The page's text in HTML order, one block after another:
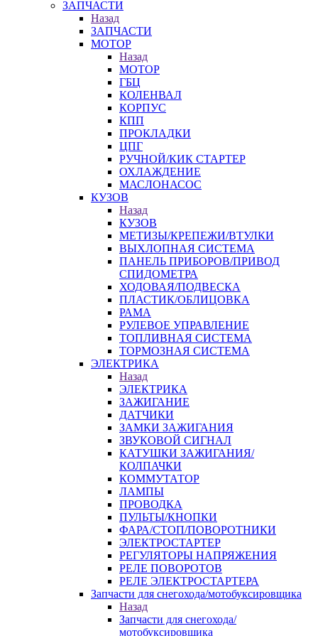
ЗАПЧАСТИ
Назад
ЗАПЧАСТИ
МОТОР
Назад
МОТОР
ГБЦ
КОЛЕНВАЛ
КОРПУС
КПП
ПРОКЛАДКИ
ЦПГ
РУЧНОЙ/КИК СТАРТЕР
ОХЛАЖДЕНИЕ
МАСЛОНАСОС
КУЗОВ
Назад
КУЗОВ
МЕТИЗЫ/КРЕПЕЖИ/ВТУЛКИ
ВЫХЛОПНАЯ СИСТЕМА
ПАНЕЛЬ ПРИБОРОВ/ПРИВОД
СПИДОМЕТРА
ХОДОВАЯ/ПОДВЕСКА
ПЛАСТИК/ОБЛИЦОВКА
РАМА
РУЛЕВОЕ УПРАВЛЕНИЕ
ТОПЛИВНАЯ СИСТЕМА
ТОРМОЗНАЯ СИСТЕМА
ЭЛЕКТРИКА
Назад
ЭЛЕКТРИКА
ЗАЖИГАНИЕ
ДАТЧИКИ
ЗАМКИ ЗАЖИГАНИЯ
ЗВУКОВОЙ СИГНАЛ
КАТУШКИ ЗАЖИГАНИЯ/
КОЛПАЧКИ
КОММУТАТОР
ЛАМПЫ
ПРОВОДКА
ПУЛЬТЫ/КНОПКИ
ФАРА/СТОП/ПОВОРОТНИКИ
ЭЛЕКТРОСТАРТЕР
РЕГУЛЯТОРЫ НАПРЯЖЕНИЯ
РЕЛЕ ПОВОРОТОВ
РЕЛЕ ЭЛЕКТРОСТАРТЕРА
Запчасти для снегохода/мотобуксировщика
Назад
Запчасти для снегохода/
мотобуксировщика